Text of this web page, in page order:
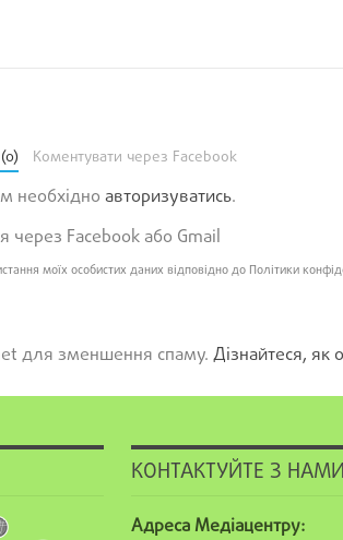
Коментувати через Facebook
необхідно авторизуватись.
через Facebook або Gmail
моїх особистих даних відповідно до Політики
для зменшення спаму. Дізнайтеся, як
КОНТАКТУЙТЕ З НАМИ
Адреса Медіацентру: